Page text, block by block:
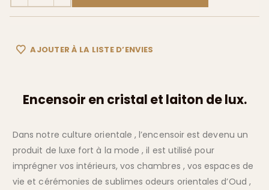
AJOUTER À LA LISTE D’ENVIES
Encensoir en cristal et laiton de lux.
Dans notre culture orientale , l’encensoir est devenu un
produit de luxe fort à la mode , il est utilisé pour
imprégner vos intérieurs, vos chambres , vos espaces de
vie et cérémonies de sublimes odeurs orientales d’Oud ,